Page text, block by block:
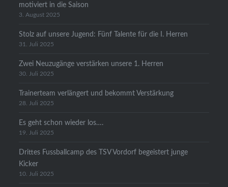
motiviert in die Saison
3. August 2025
Stolz auf unsere Jugend: Fünf Talente für die I. Herren
31. Juli 2025
Zwei Neuzugänge verstärken unsere 1. Herren
30. Juli 2025
Trainerteam verlängert und bekommt Verstärkung
28. Juli 2025
Es geht schon wieder los….
19. Juli 2025
Drittes Fussballcamp des TSV Vordorf begeistert junge
Kicker
10. Juli 2025